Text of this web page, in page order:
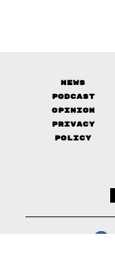
News
Podcast
Opinion
Privacy
Policy